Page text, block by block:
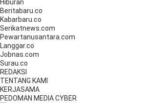
Hiburan
Beritabaru.co
Kabarbaru.co
Serikatnews.com
Pewartanusantara.com
Langgar.co
Jobnas.com
Surau.co
REDAKSI
TENTANG KAMI
KERJASAMA
PEDOMAN MEDIA CYBER